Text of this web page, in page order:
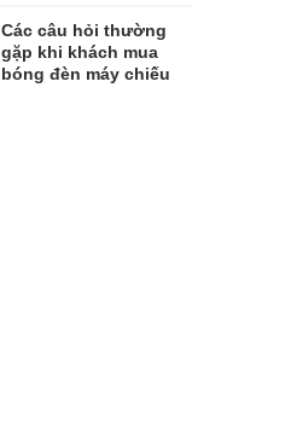
Các câu hỏi thường
gặp khi khách mua
bóng đèn máy chiếu